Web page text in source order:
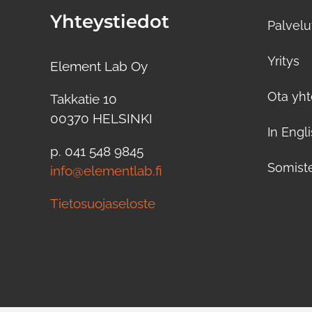
Yhteystiedot
Element Lab Oy
Takkatie 10
00370 HELSINKI
p. 041 548 9845
info@elementlab.fi
Tietosuojaseloste
Yritys
Ota
In